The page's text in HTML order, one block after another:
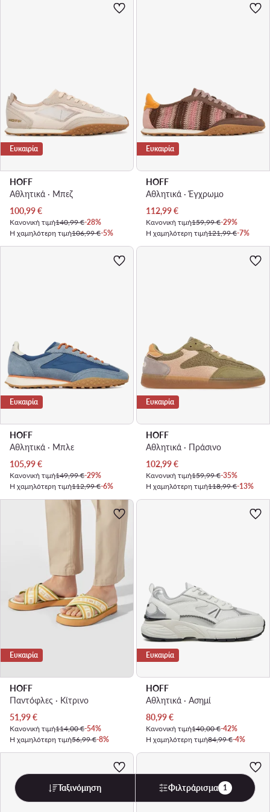
Ευκαιρία
HOFF
Αθλητικά · Μπεζ
Τρέχουσα τιμή
100,99€
Κανονική τιμή140,99 €-28%
Η χαμηλότερη τιμή106,99 €-5%
Ευκαιρία
HOFF
Αθλητικά · Έγχρωμο
Τρέχουσα τιμή
112,99€
Κανονική τιμή159,99 €-29%
Η χαμηλότερη τιμή121,99 €-7%
Ευκαιρία
HOFF
Αθλητικά · Μπλε
Τρέχουσα τιμή
105,99€
Κανονική τιμή149,99 €-29%
Η χαμηλότερη τιμή112,99 €-6%
Ευκαιρία
HOFF
Αθλητικά · Πράσινο
Τρέχουσα τιμή
102,99€
Κανονική τιμή159,99 €-35%
Η χαμηλότερη τιμή118,99 €-13%
Ευκαιρία
HOFF
Παντόφλες · Κίτρινο
Τρέχουσα τιμή
51,99€
Κανονική τιμή114,00 €-54%
Η χαμηλότερη τιμή56,99 €-8%
Ευκαιρία
HOFF
Αθλητικά · Ασημί
Τρέχουσα τιμή
80,99€
Κανονική τιμή140,00 €-42%
Η χαμηλότερη τιμή84,99 €-4%
Ταξινόμηση Φιλτράρισμα 1